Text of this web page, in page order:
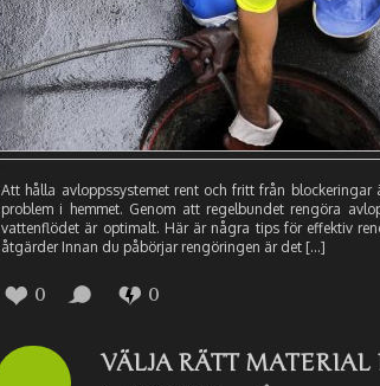
Att hålla avloppssystemet rent och fritt från
problem i hemmet. Genom att regelbundet rengöra
vattenflödet är optimalt. Här är några tips för effektiv
åtgärder Innan du påbörjar rengöringen är det […]
0 0
VÄLJA RÄTT